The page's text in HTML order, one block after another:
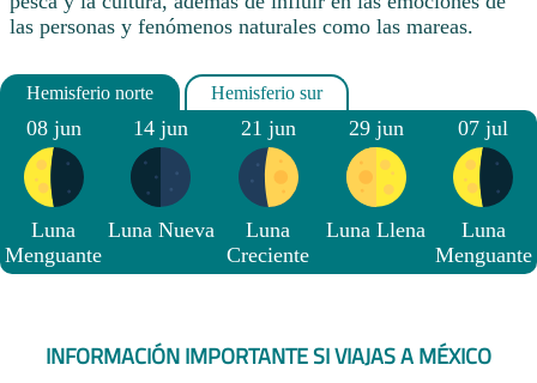
las personas y fenómenos naturales como las mareas.
08 jun
Luna
Menguante
14 jun
Luna Nueva
21 jun
Luna
Creciente
29 jun
Luna Llena
07 jul
Luna
Menguante
INFORMACIÓN IMPORTANTE SI VIAJAS A MÉXICO